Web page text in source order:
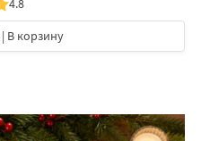
| В корзину